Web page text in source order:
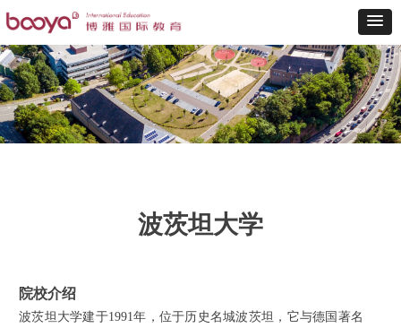
波茨坦大学
院校介绍
波茨坦大学建于1991年，位于历史名城波茨坦，它与德国著名